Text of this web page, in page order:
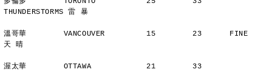
THUNDERSTORMS 雷 暴
溫哥華        VANCOUVER         15        23      FINE
天 晴
渥太華        OTTAWA            21        33